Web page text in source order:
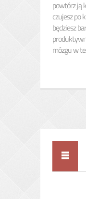
powtórz ją
czujesz po
będziesz
mózgu w